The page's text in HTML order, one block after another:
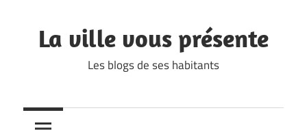
content
La ville vous présente
Les blogs de ses habitants